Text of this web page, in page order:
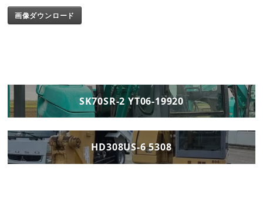
画像ダウンロード
SK70SR-2 YT06-19920
HD308US-6 5308